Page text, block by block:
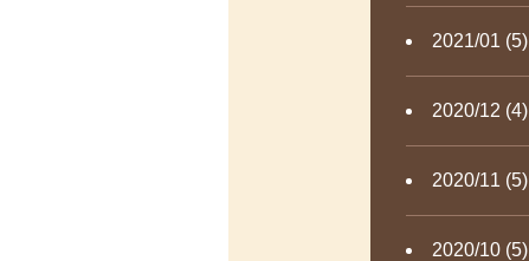
2021/01 (5)
2020/12 (4)
2020/11 (5)
2020/10 (5)